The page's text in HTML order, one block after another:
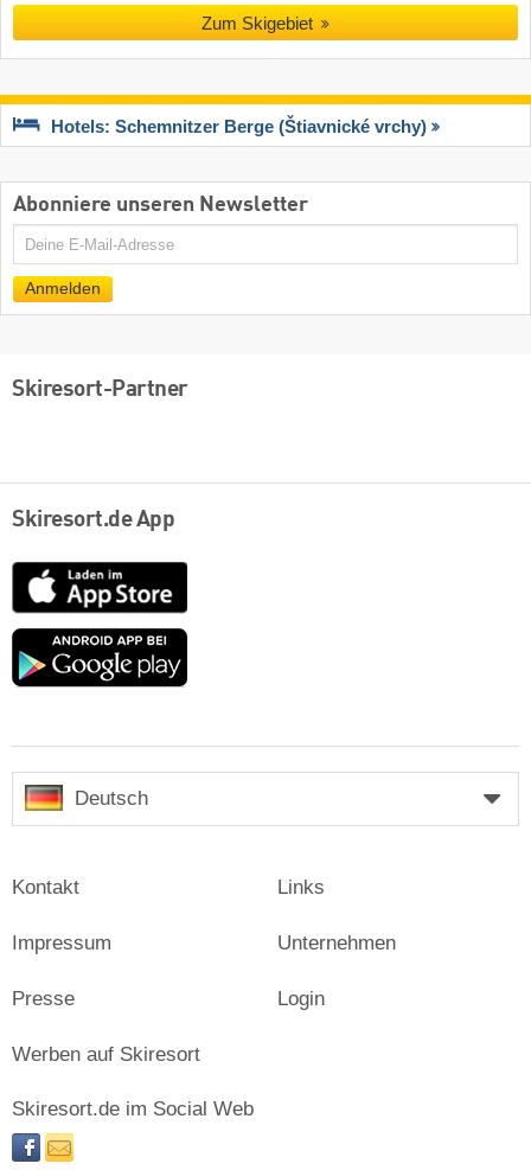
Zum Skigebiet
Hotels: Schemnitzer Berge (Štiavnické vrchy)
Abonniere unseren Newsletter
E-
Anmelden
Skiresort-Partner
Skiresort.de App
App
Store
Google
Deutsch
Kontakt
Impressum
Presse
Links
Unternehmen
Login
Werben auf Skiresort
Skiresort.de im Social Web
facebooknewsletter